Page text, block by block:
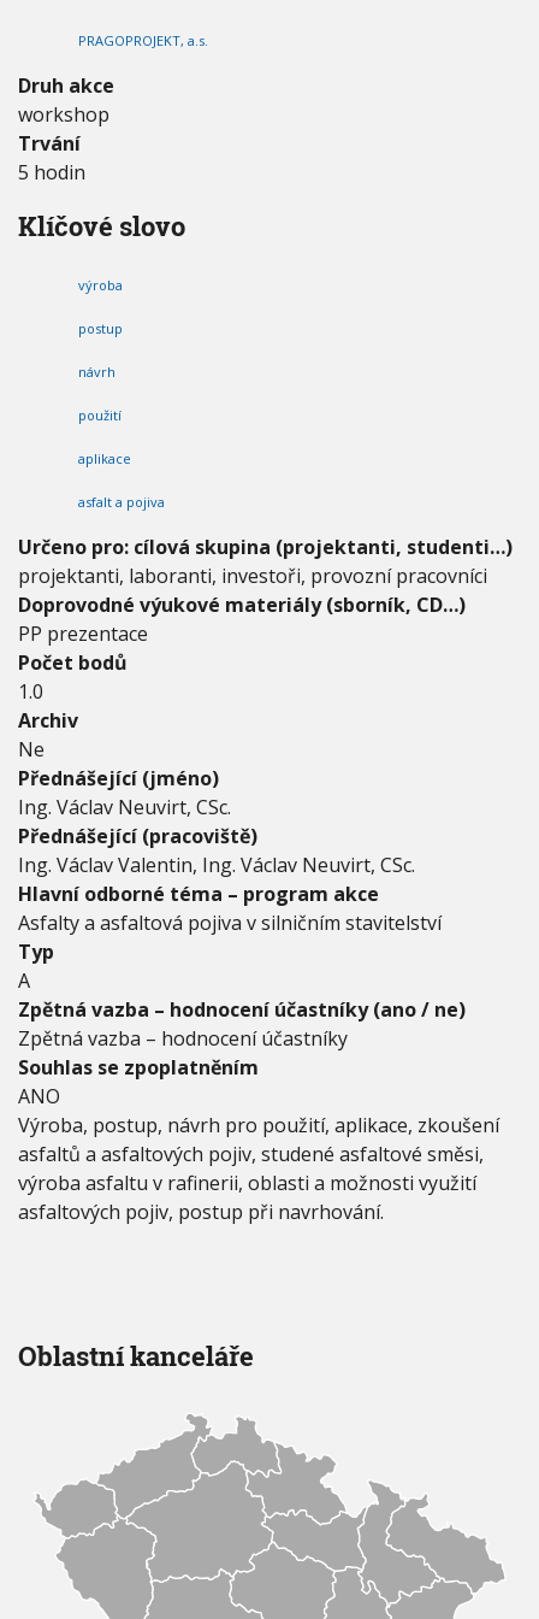
E
k
d
e
m
e
PRAGOPROJEKT, a.s.
Druh akce
workshop
Trvání
5 hodin
Klíčové slovo
výroba
postup
návrh
použití
aplikace
asfalt a pojiva
Určeno pro: cílová skupina (projektanti, studenti…)
projektanti, laboranti, investoři, provozní pracovníci
Doprovodné výukové materiály (sborník, CD…)
PP prezentace
Počet bodů
1.0
Archiv
Ne
Přednášející (jméno)
Ing. Václav Neuvirt, CSc.
Přednášející (pracoviště)
Ing. Václav Valentin, Ing. Václav Neuvirt, CSc.
Hlavní odborné téma – program akce
Asfalty a asfaltová pojiva v silničním stavitelství
Typ
A
Zpětná vazba – hodnocení účastníky (ano / ne)
Zpětná vazba – hodnocení účastníky
Souhlas se zpoplatněním
ANO
Výroba, postup, návrh pro použití, aplikace, zkoušení
asfaltů a asfaltových pojiv, studené asfaltové směsi,
výroba asfaltu v rafinerii, oblasti a možnosti využití
asfaltových pojiv, postup při navrhování.
Oblastní kanceláře